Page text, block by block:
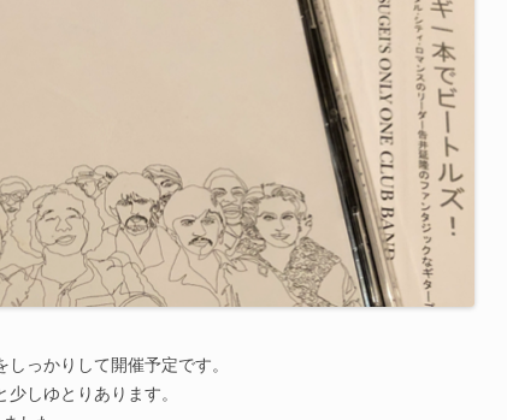
っかりして開催予定です。
しゆとりあります。